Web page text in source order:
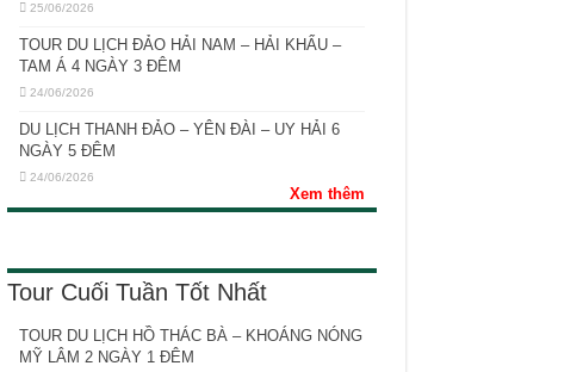
25/06/2026
TOUR DU LỊCH ĐẢO HẢI NAM – HẢI KHẨU –
TAM Á 4 NGÀY 3 ĐÊM
24/06/2026
DU LỊCH THANH ĐẢO – YÊN ĐÀI – UY HẢI 6
NGÀY 5 ĐÊM
24/06/2026
Xem thêm
Tour Cuối Tuần Tốt Nhất
TOUR DU LỊCH HỒ THÁC BÀ – KHOÁNG NÓNG
MỸ LÂM 2 NGÀY 1 ĐÊM